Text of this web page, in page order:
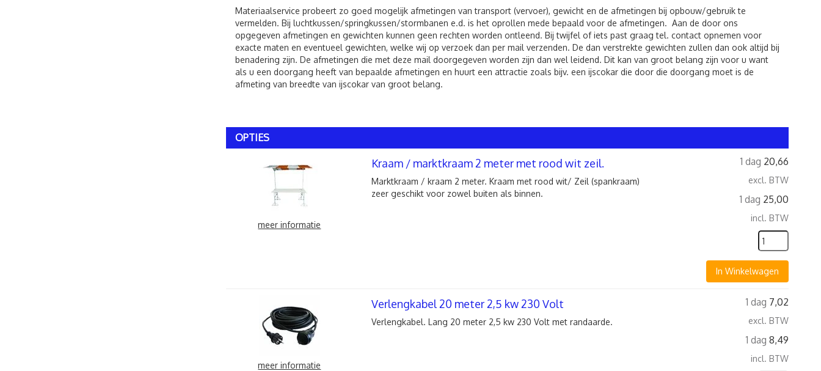
Materiaalservice probeert zo goed mogelijk afmetingen van transport (vervoer), gewicht en de afmetingen bij opbouw/gebruik te
vermelden. Bij luchtkussen/springkussen/stormbanen e.d. is het oprollen mede bepaald voor de afmetingen. Aan de door ons
opgegeven afmetingen en gewichten kunnen geen rechten worden ontleend. Bij twijfel of iets past graag tel. contact opnemen voor
exacte maten en eventueel gewichten, welke wij op verzoek dan per mail verzenden. De dan verstrekte gewichten zullen dan ook altijd bij
benadering zijn. De afmetingen die met deze mail doorgegeven worden zijn dan wel leidend. Dit kan van groot belang zijn voor u want
als u een doorgang heeft van bepaalde afmetingen en huurt een attractie zoals bijv. een ijscokar die door die doorgang moet is de
afmeting van breedte van ijscokar van groot belang.
OPTIES
meer informatie
1 dag 20,66
excl. BTW
1 dag 25,00
incl. BTW
In Winkelwagen
Kraam / marktkraam 2 meter met rood wit zeil.
Marktkraam / kraam 2 meter. Kraam met rood wit/ Zeil (spankraam)
zeer geschikt voor zowel buiten als binnen.
meer informatie
1 dag 7,02
excl. BTW
1 dag 8,49
incl. BTW
Verlengkabel 20 meter 2,5 kw 230 Volt
Verlengkabel. Lang 20 meter 2,5 kw 230 Volt met randaarde.